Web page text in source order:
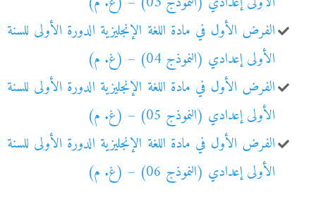
الفرض الأول في مادة اللغة الإنجليزية الدورة الأولى للسنة
الأولى إعدادي (النموذج 04) – (غ. م)
الفرض الأول في مادة اللغة الإنجليزية الدورة الأولى للسنة
الأولى إعدادي (النموذج 05) – (غ. م)
الفرض الأول في مادة اللغة الإنجليزية الدورة الأولى للسنة
الأولى إعدادي (النموذج 06) – (غ. م)